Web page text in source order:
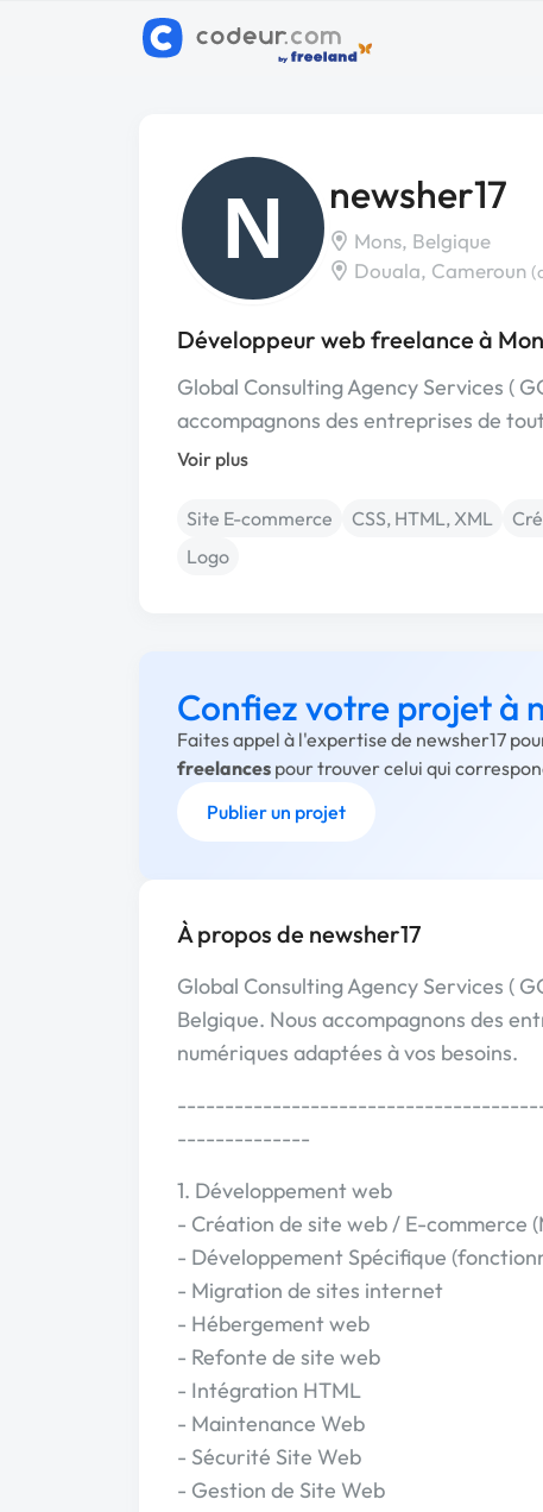
N newsher17
Mons, Belgique
Douala, Cameroun
Développeur web freelance à
Global Consulting Agency Services (
accompagnons des entreprises de
Voir plus
Site E-commerce CSS, HTML, XML
Logo
Confiez votre projet à
Faites appel à l'expertise de newsher17
freelances pour trouver celui qui
Publier un projet
À propos de newsher17
Global Consulting Agency Services (
Belgique. Nous accompagnons des
numériques adaptées à vos besoins.
--------------
1. Développement web
- Création de site web / E-commerce
- Développement Spécifique
- Migration de sites internet
- Hébergement web
- Refonte de site web
- Intégration HTML
- Maintenance Web
- Sécurité Site Web
- Gestion de Site Web